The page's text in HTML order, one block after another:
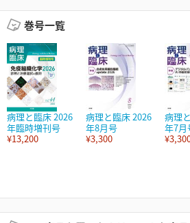
巻号一覧
病理と臨床 2026
年臨時増刊号
¥13,200
病理と臨床 2026
年8月号
¥3,300
病理
年7月